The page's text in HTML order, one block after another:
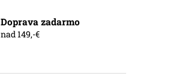
Doprava zadarmo
nad 149,-€